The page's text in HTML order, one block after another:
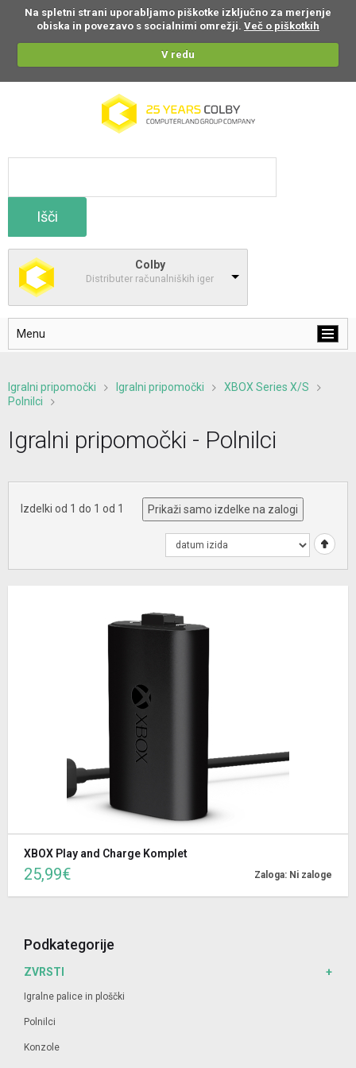
Na spletni strani uporabljamo piškotke izključno za merjenje
obiska in povezavo s socialnimi omrežji. Več o piškotkih
V redu
Išči
Colby
Distributer računalniških iger
Menu
Igralni pripomočki Igralni pripomočki
XBOX Series X/S
Polnilci
Igralni pripomočki - Polnilci
Izdelki od 1 do 1 od 1 Prikaži samo izdelke na zalogi
XBOX Play and Charge Komplet
25,99€ Zaloga: Ni zaloge
Podkategorije
ZVRSTI
Igralne palice in ploščki
Polnilci
Konzole